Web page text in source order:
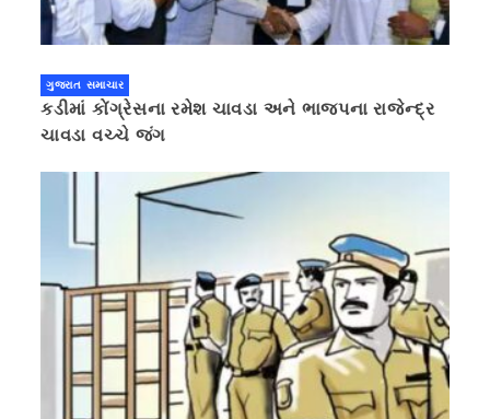
ગુજરાત સમાચાર
કડીમાં કોંગ્રેસના રમેશ ચાવડા અને ભાજપના રાજેન્દ્ર
ચાવડા વચ્ચે જંગ